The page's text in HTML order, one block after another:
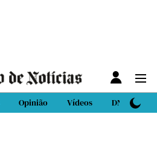
Opinião Vídeos DN Sport